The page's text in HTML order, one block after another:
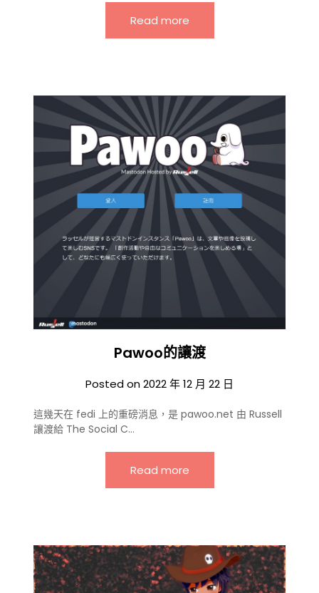
Read more
Pawoo的讓渡
Posted on2022 年 12 月 22 日
這幾天在 fedi 上的重磅消息，是 pawoo.net 由 Russell
讓渡給 The Social C…
Read more